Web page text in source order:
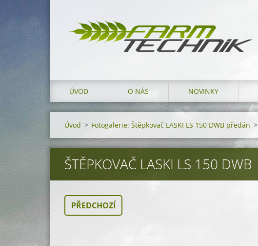
ÚVOD O NÁS NOVINKY
Úvod > Fotogalerie: Štěpkovač LASKI LS 150 DWB předán >
ŠTĚPKOVAČ LASKI LS 150 DWB
PŘEDCHOZÍ